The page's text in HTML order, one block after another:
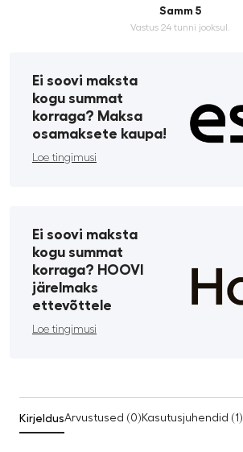
Samm 5
Vastus 24 tunni jooksul.
Ei soovi maksta
kogu summat
korraga? Maksa
osamaksete kaupa!
Loe tingimusi
Ei soovi maksta
kogu summat
korraga? HOOVI
järelmaks
ettevõttele
Loe tingimusi
KirjeldusArvustused (0) Kasutusjuhendid (1)